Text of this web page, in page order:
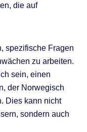
die auf
spezifische Fragen
zu arbeiten.
sein, einen
der Norwegisch
Dies kann nicht
sondern auch